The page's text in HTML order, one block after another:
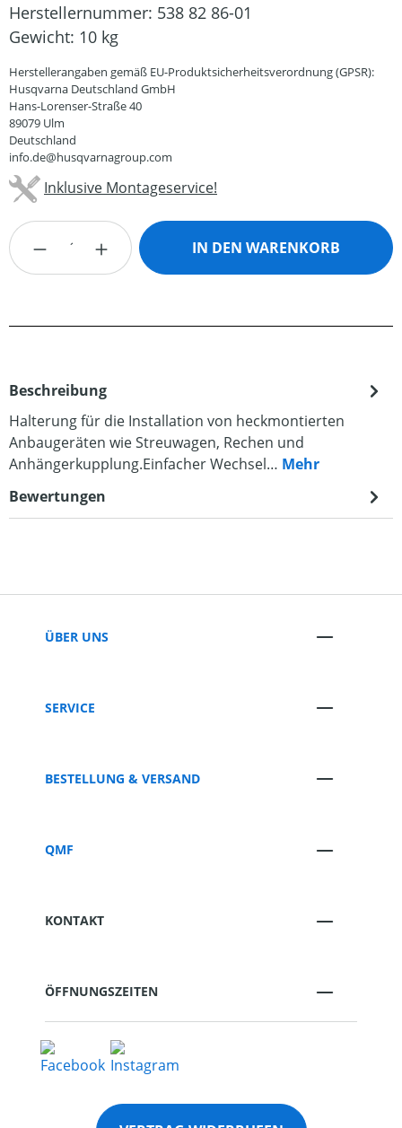
Herstellernummer: 538 82 86-01
Gewicht: 10 kg
Herstellerangaben gemäß EU-Produktsicherheitsverordnung (GPSR):
Husqvarna Deutschland GmbH
Hans-Lorenser-Straße 40
89079 Ulm
Deutschland
info.de@husqvarnagroup.com
Inklusive Montageservice!
Produkt Anzahl: Gib den gewünschten
IN DEN WARENKORB
Beschreibung
Halterung für die Installation von heckmontierten
Anbaugeräten wie Streuwagen, Rechen und
Anhängerkupplung.Einfacher Wechsel… Mehr
Bewertungen
ÜBER UNS
SERVICE
BESTELLUNG & VERSAND
QMF
KONTAKT
ÖFFNUNGSZEITEN